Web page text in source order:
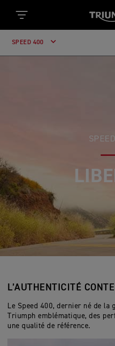
SPEED 400
L’AUTHENTICITÉ
Le Speed 400, dernier né de la
Triumph emblématique, des
une qualité de référence.